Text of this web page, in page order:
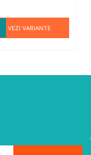
VEZI VARIANTE